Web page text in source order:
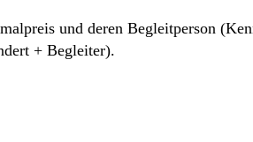
und deren Begleitperson
+ Begleiter).